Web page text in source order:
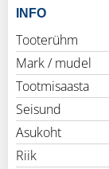
INFO
Tooterühm
Mark / mudel
Tootmisaasta
Seisund
Asukoht
Riik